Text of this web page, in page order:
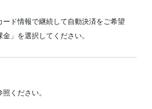
ード情報で継続して自動決済をご希望
」を選択してください。
ください。